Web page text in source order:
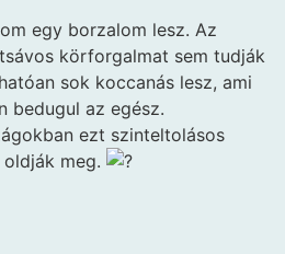
egy borzalom lesz. Az
körforgalmat sem tudják
sok koccanás lesz, ami
bedugul az egész.
ezt szinteltolásos
meg.